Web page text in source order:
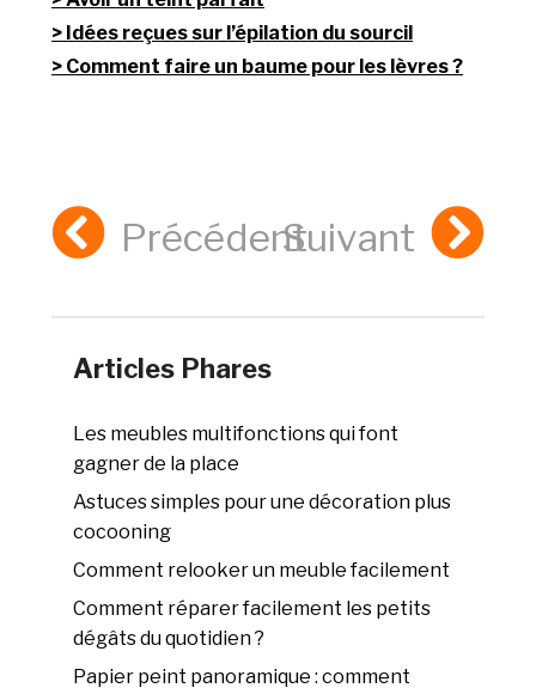
Idées reçues sur l’épilation du sourcil
Comment faire un baume pour les lèvres ?
PrécédentSuivant
Articles Phares
Les meubles multifonctions qui font
gagner de la place
Astuces simples pour une décoration plus
cocooning
Comment relooker un meuble facilement
Comment réparer facilement les petits
dégâts du quotidien ?
Papier peint panoramique : comment